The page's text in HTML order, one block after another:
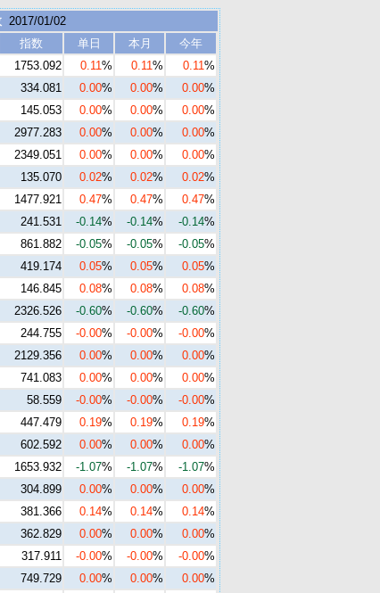
2017/01/02
指数 单日 本月
今年
1753.092 0.11% 0.11% 0.11%
334.081 0.00% 0.00% 0.00%
145.053 0.00% 0.00% 0.00%
2977.283 0.00% 0.00% 0.00%
2349.051 0.00% 0.00% 0.00%
135.070 0.02% 0.02% 0.02%
1477.921 0.47% 0.47% 0.47%
241.531 -0.14% -0.14% -0.14%
861.882 -0.05% -0.05% -0.05%
419.174 0.05% 0.05% 0.05%
146.845 0.08% 0.08% 0.08%
2326.526 -0.60% -0.60% -0.60%
244.755 -0.00% -0.00% -0.00%
2129.356 0.00% 0.00% 0.00%
741.083 0.00% 0.00% 0.00%
58.559 -0.00% -0.00% -0.00%
447.479 0.19% 0.19% 0.19%
602.592 0.00% 0.00% 0.00%
1653.932 -1.07% -1.07% -1.07%
304.899 0.00% 0.00% 0.00%
381.366 0.14% 0.14% 0.14%
362.829 0.00% 0.00% 0.00%
317.911 -0.00% -0.00% -0.00%
749.729 0.00% 0.00% 0.00%